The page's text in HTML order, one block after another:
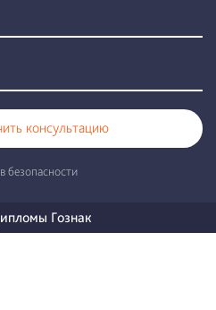
консультацию
безопасности
Гознак